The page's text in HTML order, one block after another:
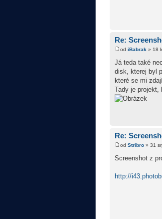
Re:
od iBabrak » 18
Já teda také
disk, kterej byl
které se mi
Tady je
Re:
od Stribro » 31
Screenshot z
http://